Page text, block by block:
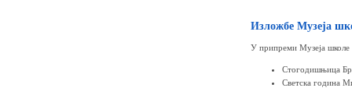
Изложбе Музеја
У припреми Музеја школе
Стогодишњица
Светска година